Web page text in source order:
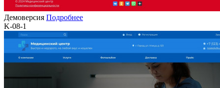
Демоверсия Подробнее
K-08-1